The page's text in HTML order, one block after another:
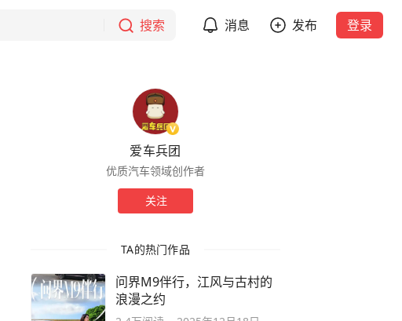
搜索 消息 发布 登录
爱车兵团
优质汽车领域创作者
关注
TA的热门作品
问界M9伴行，江风与古村的
浪漫之约